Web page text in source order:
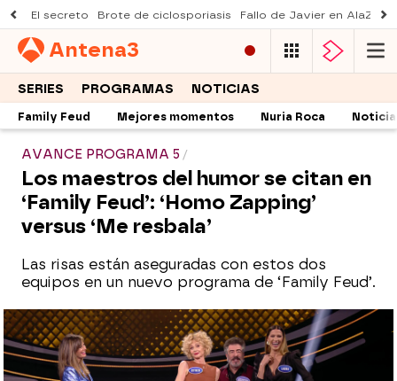
El secreto Brote de ciclosporiasis Fallo de Javier en AlaZ
Antena3
SERIES PROGRAMAS NOTICIAS
Family Feud Mejores momentos Nuria Roca
AVANCE PROGRAMA 5
Los maestros del humor se citan en
‘Family Feud’: ‘Homo Zapping’
versus ‘Me resbala’
Las risas están aseguradas con estos dos
equipos en un nuevo programa de ‘Family Feud’.